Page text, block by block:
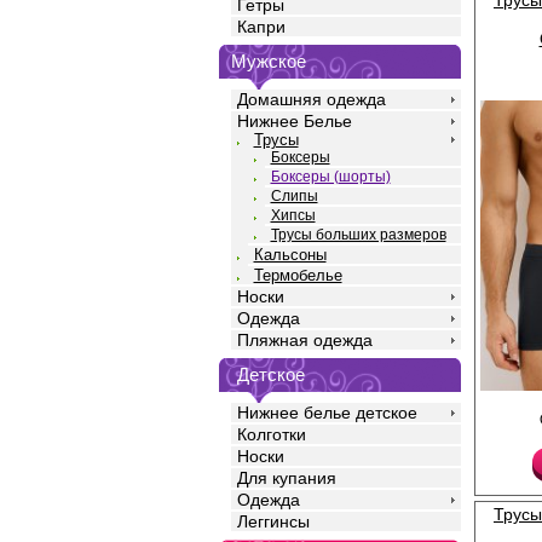
Гетры
Капри
Мужское
Домашняя одежда
Нижнее Белье
Трусы
Боксеры
Боксеры (шорты)
Слипы
Хипсы
Трусы больших размеров
Кальсоны
Термобелье
Носки
Одежда
Пляжная одежда
Детское
Нижнее белье детское
Колготки
Носки
Для купания
Одежда
Леггинсы
Трусы боксеры
силуэта, однотонные,
высококачественного
добавлением
прочность и
идеальное
среднюю посадку,
резинку по талии с